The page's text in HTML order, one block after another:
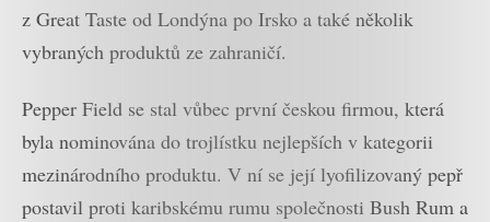
z Great Taste od Londýna po Irsko a také několik
vybraných produktů ze zahraničí.
Pepper Field se stal vůbec první českou firmou, která
byla nominována do trojlístku nejlepších v kategorii
mezinárodního produktu. V ní se její lyofilizovaný pepř
postavil proti karibskému rumu společnosti Bush Rum a